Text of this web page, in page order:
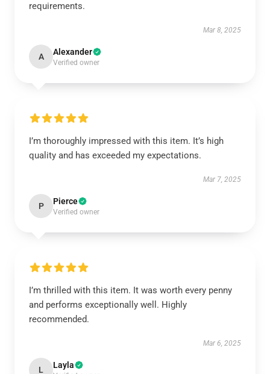
requirements.
Mar 8, 2025
A Alexander
Verified owner
I’m thoroughly impressed with this item. It’s high
quality and has exceeded my expectations.
Mar 7, 2025
P Pierce
Verified owner
I’m thrilled with this item. It was worth every penny
and performs exceptionally well. Highly
recommended.
Mar 6, 2025
L Layla